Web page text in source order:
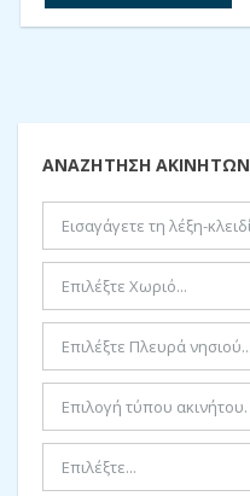
ΑΝΑΖΉΤΗΣΗ ΑΚΙΝΉΤΩΝ